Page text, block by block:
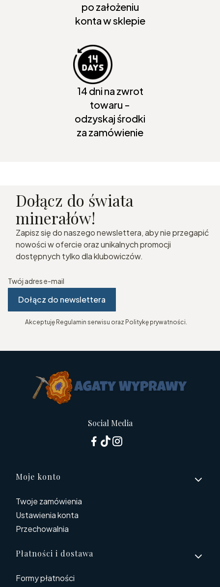
po założeniu
konta w sklepie
14 dni na zwrot
towaru -
odzyskaj środki
za zamówienie
Dołącz do świata
minerałów!
Zapisz się do naszego newslettera, aby nie przegapić
nowości w ofercie oraz unikalnych promocji
dostępnych tylko dla klubowiczów.
Twój adres e-mail
Dołącz do newslettera
Akceptuję Regulamin serwisu oraz Politykę prywatności.
Social Media
Linki w stopce
Moje konto
Twoje zamówienia
Ustawienia konta
Przechowalnia
Płatności i dostawa
Formy płatności